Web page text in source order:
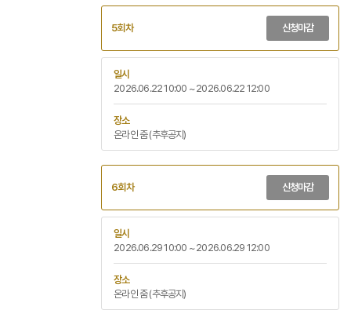
5회차 신청마감
일시
2026.06.22 10:00 ~ 2026.06.22 12:00
장소
온라인 줌 (추후공지)
6회차 신청마감
일시
2026.06.29 10:00 ~ 2026.06.29 12:00
장소
온라인 줌 (추후공지)